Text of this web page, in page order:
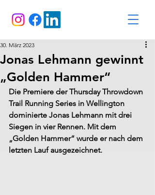
Jonas Lehmann gewinnt
„Golden Hammer“
30. März 2023
Die Premiere der Thursday Throwdown
Trail Running Series in Wellington
dominierte Jonas Lehmann mit drei
Siegen in vier Rennen. Mit dem
„Golden Hammer“ wurde er nach dem
letzten Lauf ausgezeichnet.